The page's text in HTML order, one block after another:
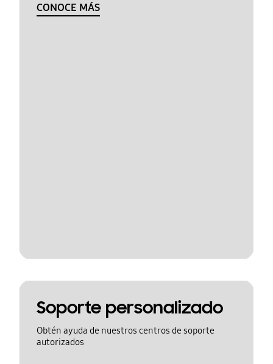
CONOCE MÁS
Soporte personalizado
Obtén ayuda de nuestros centros de soporte
autorizados